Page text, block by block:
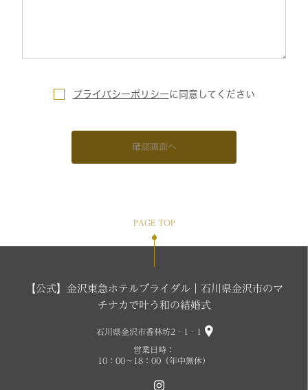
プライバシーポリシー に 同意してください
確認画面へ
PAGE TOP
【公式】金沢東急ホテルブライダル｜石川県金沢市のマ
チナカで叶う和の結婚式
石川県金沢市香林坊2‐1‐1
営業日時：
10：00～18：00（年中無休）